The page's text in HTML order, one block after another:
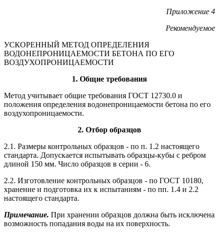
Приложение 4
Рекомендуемое
УСКОРЕННЫЙ МЕТОД ОПРЕДЕЛЕНИЯ
ВОДОНЕПРОНИЦАЕМОСТИ БЕТОНА ПО ЕГО
ВОЗДУХОПРОНИЦАЕМОСТИ
1. Общие требования
Метод учитывает общие требования ГОСТ 12730.0 и
положения определения водонепроницаемости бетона по его
воздухопроницаемости.
2. Отбор образцов
2.1. Размеры контрольных образцов - по п. 1.2 настоящего
стандарта. Допускается испытывать образцы-кубы с ребром
длиной 150 мм. Число образцов в серии - 6.
2.2. Изготовление контрольных образцов - по ГОСТ 10180,
хранение и подготовка их к испытаниям - по пп. 1.4 и 2.2
настоящего стандарта.
Примечание. При хранении образцов должна быть исключена
возможность попадания воды на их поверхность.